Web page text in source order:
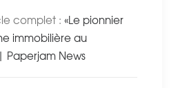
complet : «Le pionnier
immobilière au
Paperjam News